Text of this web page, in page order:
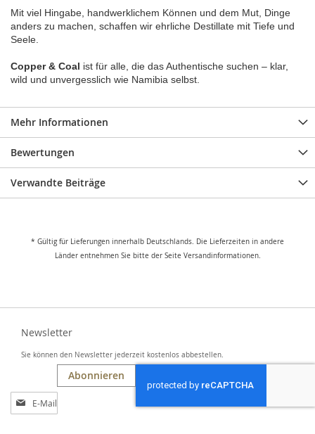
Mit viel Hingabe, handwerklichem Können und dem Mut, Dinge
anders zu machen, schaffen wir ehrliche Destillate mit Tiefe und
Seele.
Copper & Coal ist für alle, die das Authentische suchen – klar,
wild und unvergesslich wie Namibia selbst.
Mehr Informationen
Bewertungen
Verwandte Beiträge
* Gültig für Lieferungen innerhalb Deutschlands. Die Lieferzeiten in andere
Länder entnehmen Sie bitte der Seite Versandinformationen.
Newsletter
Sie können den Newsletter jederzeit kostenlos abbestellen.
Anmeldung
zum
Abonnieren